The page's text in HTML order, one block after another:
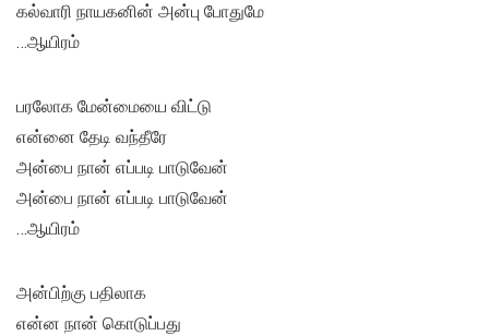
கல்வாரி நாயகனின் அன்பு போதுமே
…ஆயிரம்
பரலோக மேன்மையை விட்டு
என்னை தேடி வந்தீரே
அன்பை நான் எப்படி பாடுவேன்
அன்பை நான் எப்படி பாடுவேன்
…ஆயிரம்
அன்பிற்கு பதிலாக
என்ன நான் கொடுப்பது